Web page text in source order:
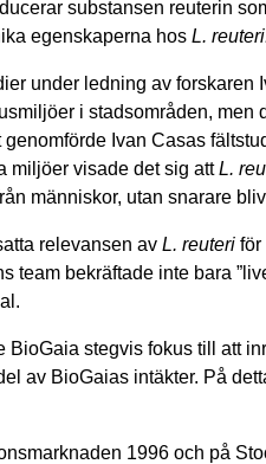
substansen reuterin
egenskaperna hos L.
under ledning av forskaren
i stadsområden,
Ivan Casas
miljöer visade det sig attL.
människor, utan snarare
relevansen av L. reuteri för
team bekräftade inte bara
BioGaia stegvis fokus till att
av BioGaias intäkter. På
1996 och på